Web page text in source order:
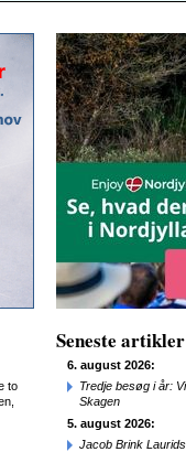
to
Seneste artikler
6. august 2026:
Tredje besøg i år:
Skagen
5. august 2026:
Jacob Brink